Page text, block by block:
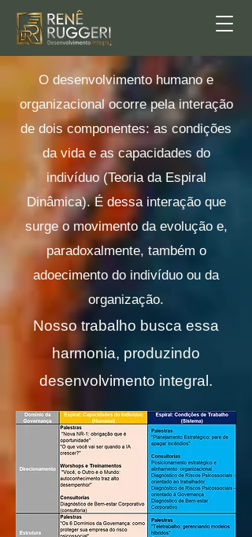
O desenvolvimento humano e
organizacional ocorre pela interação
de dois componentes: as condições
da vida e as capacidades do
indivíduo (Teoria da Espiral
Dinâmica). É dessa interação que
surge o movimento da evolução e,
paradoxalmente, também o
adoecimento do indivíduo ou da
organização.
Nosso trabalho busca essa
harmonia, produzindo
desenvolvimento integral.